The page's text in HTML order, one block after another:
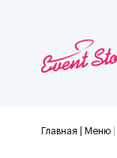
Главная | Меню|